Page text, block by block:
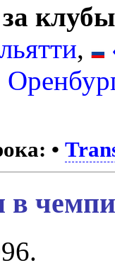
,
•
в